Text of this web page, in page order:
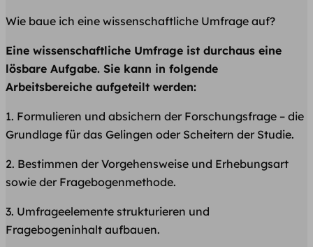
Wie baue ich eine wissenschaftliche Umfrage auf?
Eine wissenschaftliche Umfrage ist durchaus eine
lösbare Aufgabe. Sie kann in folgende
Arbeitsbereiche aufgeteilt werden:
1. Formulieren und absichern der Forschungsfrage – die
Grundlage für das Gelingen oder Scheitern der Studie.
2. Bestimmen der Vorgehensweise und Erhebungsart
sowie der Fragebogenmethode.
3. Umfrageelemente strukturieren und
Fragebogeninhalt aufbauen.